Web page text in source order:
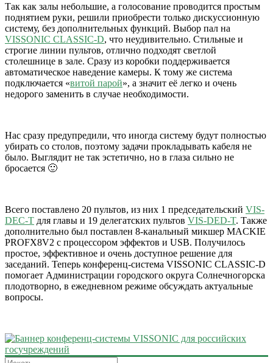
Так как залы небольшие, а голосование проводится простым
поднятием руки, решили приобрести только дискуссионную
систему, без дополнительных функций. Выбор пал на
VISSONIC CLASSIC-D, что неудивительно. Стильные и
строгие линии пультов, отлично подходят светлой
столешнице в зале. Сразу из коробки поддерживается
автоматическое наведение камеры. К тому же система
подключается «витой парой», а значит её легко и очень
недорого заменить в случае необходимости.
Нас сразу предупредили, что иногда систему будут полностью
убирать со столов, поэтому задачи прокладывать кабеля не
было. Выглядит не так эстетично, но в глаза сильно не
бросается 🙂
Всего поставлено 20 пультов, из них 1 председательский VIS-
DEC-T для главы и 19 делегатских пультов VIS-DED-T. Также
дополнительно был поставлен 8-канальный микшер MACKIE
PROFX8V2 с процессором эффектов и USB. Получилось
простое, эффективное и очень доступное решение для
заседаний. Теперь конференц-система VISSONIC CLASSIC-D
помогает Администрации городского округа Солнечногорска
плодотворно, в ежедневном режиме обсуждать актуальные
вопросы.